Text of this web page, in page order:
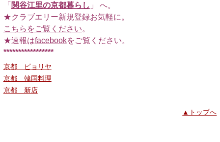
「 関谷江里の京都暮らし 」 へ。
★クラブエリー新規登録お気軽に。
こちらをご覧ください。
★速報はfacebookをご覧ください。
*****************
京都 ピョリヤ
京都 韓国料理
京都 新店
▲トップへ